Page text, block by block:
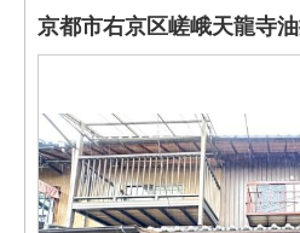
京都市右京区嵯峨天龍寺